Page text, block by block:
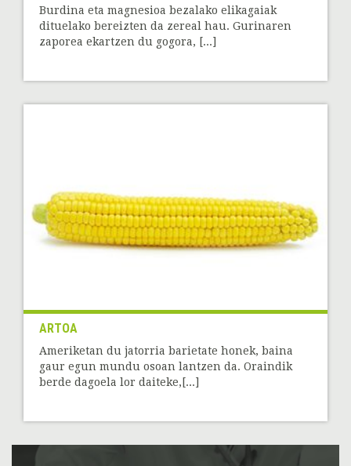
Burdina eta magnesioa bezalako elikagaiak
dituelako bereizten da zereal hau. Gurinaren
zaporea ekartzen du gogora, [...]
ARTOA
Ameriketan du jatorria barietate honek, baina
gaur egun mundu osoan lantzen da. Oraindik
berde dagoela lor daiteke,[...]